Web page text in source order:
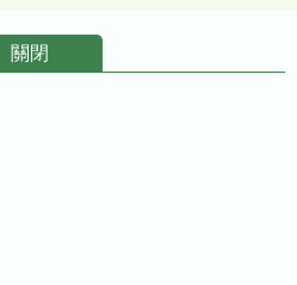
關閉